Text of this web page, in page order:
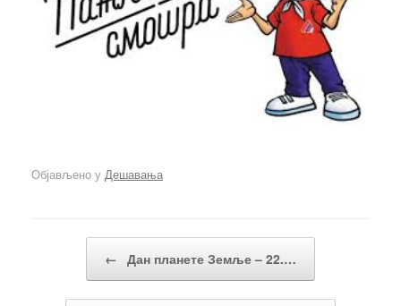
Објављено у Дешавања
← Дан планете Земље – 22.…